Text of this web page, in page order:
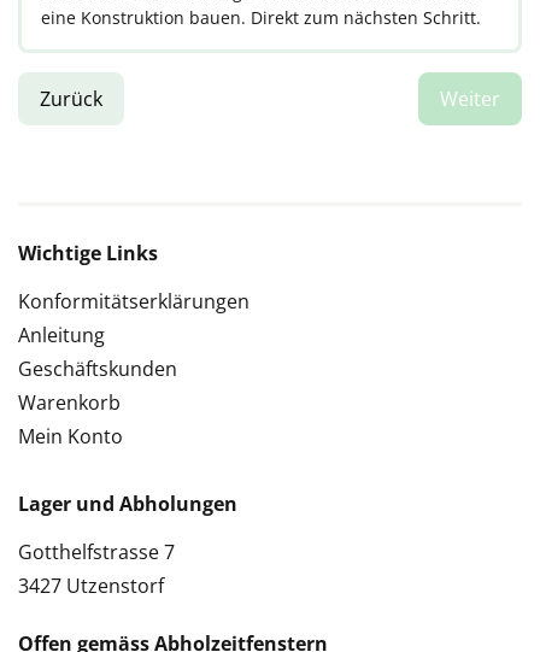
eine Konstruktion bauen. Direkt zum nächsten Schritt.
Zurück
Wichtige Links
Konformitätserklärungen
Anleitung
Geschäftskunden
Warenkorb
Mein Konto
Lager und Abholungen
Gotthelfstrasse 7
3427 Utzenstorf
Offen gemäss Abholzeitfenstern